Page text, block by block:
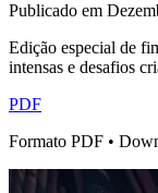
Publicado em
Edição especial de
intensas e desafios
PDF
Formato PDF •